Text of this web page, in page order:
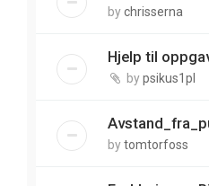
bychrisserna
Hjelp til
bypsikus1pl
bytomtorfoss